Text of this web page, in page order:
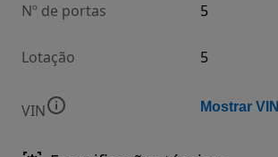
Nº de portas 5
Lotação 5
VIN Mostrar VIN